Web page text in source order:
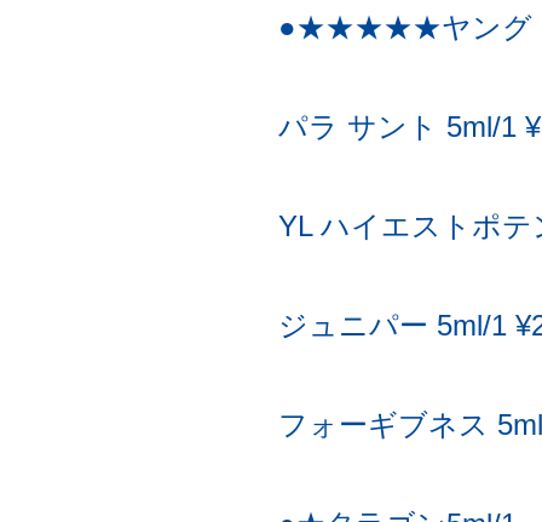
●★★★★★ヤング グ
パラ サント 5ml/1
YL ハイエストポテ
ジュニパー 5ml/1
フォーギブネス